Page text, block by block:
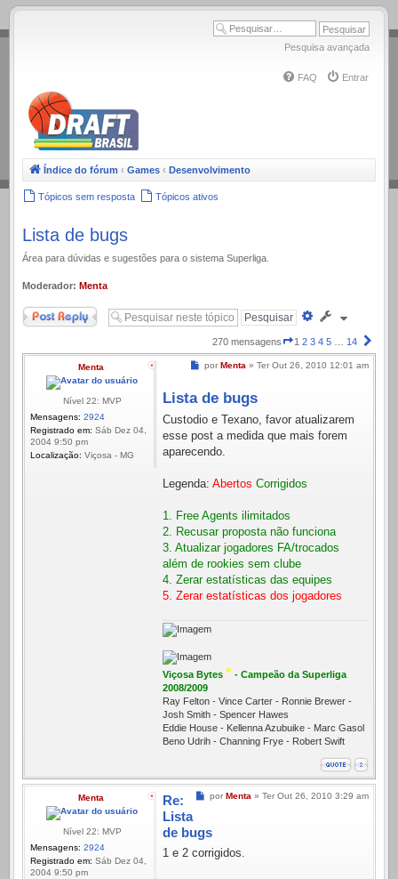
.
Pesquisa avançada
FAQ Entrar
Índice do fórum ‹ Games ‹ Desenvolvimento
Tópicos sem resposta Tópicos ativos
Lista de bugs
Área para dúvidas e sugestões para o sistema Superliga.
Moderador: Menta
Responder
Pesquisa
270 mensagens Página
1
de
1 2 3 4 5 14
Menta
Nível 22: MVP
Mensagens: 2924
Registrado em: Sáb Dez 04,
2004 9:50 pm
Localização: Viçosa - MG
Mensagem
por Menta » Ter Out 26, 2010 12:01 am
Lista de bugs
Custodio e Texano, favor atualizarem
esse post a medida que mais forem
aparecendo.
Legenda: Abertos Corrigidos
1. Free Agents ilimitados
2. Recusar proposta não funciona
3. Atualizar jogadores FA/trocados
além de rookies sem clube
4. Zerar estatísticas das equipes
5. Zerar estatísticas dos jogadores
Viçosa Bytes * - Campeão da Superliga
2008/2009
Ray Felton - Vince Carter - Ronnie Brewer -
Josh Smith - Spencer Hawes
Eddie House - Kellenna Azubuike - Marc Gasol
Beno Udrih - Channing Frye - Robert Swift
Menta
Nível 22: MVP
Mensagens: 2924
Registrado em: Sáb Dez 04,
2004 9:50 pm
Mensagem
por Menta » Ter Out 26, 2010 3:29 am
Re:
Lista
de bugs
1 e 2 corrigidos.